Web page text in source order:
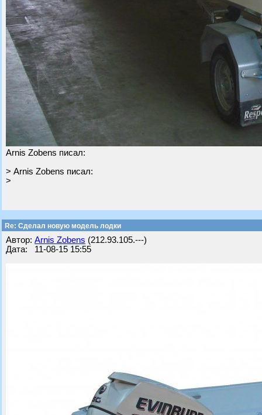
Arnis Zobens писал:
> Arnis Zobens писал:
>
Re: Cделал новую модель лодки
Автор: Arnis Zobens (212.93.105.---)
Дата: 11-08-15 15:55